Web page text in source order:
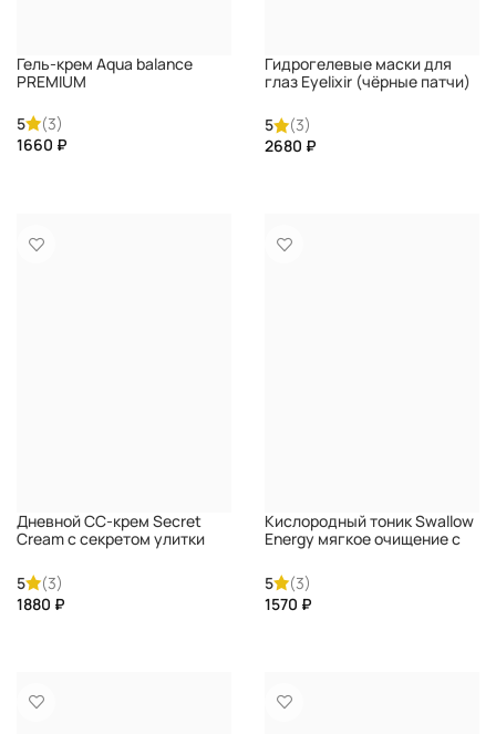
Гель-крем Aqua balance
PREMIUM
5
(3)
₽
Гидрогелевые маски для
глаз Eyelixir (чёрные патчи)
PREMIUM
5
(3)
₽
Дневной СС-крем Secret
Cream с секретом улитки
5
(3)
₽
Кислородный тоник Swallow
Energy мягкое очищение с
PREMIUM
5
(3)
₽